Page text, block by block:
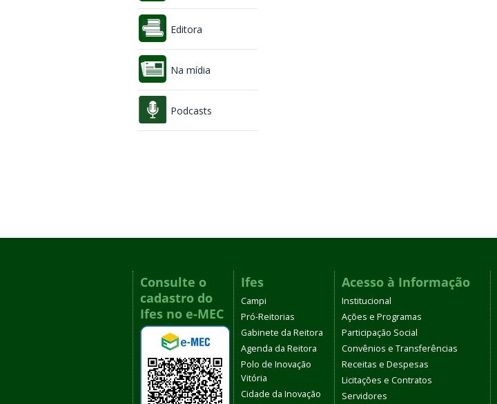
Editora
Na mídia
Podcasts
Consulte o
cadastro do
Ifes no e-MEC
Ifes
Campi
Pró-Reitorias
Gabinete da Reitora
Agenda da Reitora
Polo de Inovação
Vitória
Cidade da Inovação
Acesso à Informação
Institucional
Ações e Programas
Participação Social
Convênios e Transferências
Receitas e Despesas
Licitações e Contratos
Servidores